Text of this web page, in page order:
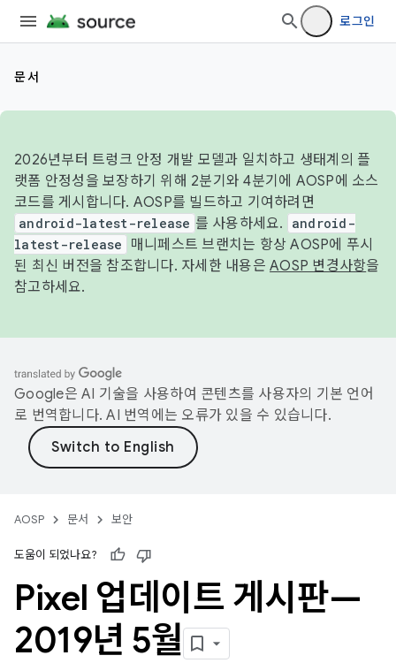
로그인
문서
2026년부터 트렁크 안정 개발 모델과 일치하고 생태계의 플
랫폼 안정성을 보장하기 위해 2분기와 4분기에 AOSP에 소스
코드를 게시합니다. AOSP를 빌드하고 기여하려면
android-latest-release 를 사용하세요.
android-
latest-release
매니페스트 브랜치는 항상 AOSP에 푸시
된 최신 버전을 참조합니다. 자세한 내용은 AOSP 변경사항을
참고하세요.
Google은 AI 기술을 사용하여 콘텐츠를 사용자의 기본 언어
로 번역합니다. AI 번역에는 오류가 있을 수 있습니다.
AOSP 문서 보안
도움이 되었나요?
Pixel 업데이트 게시판—
2019년 5월